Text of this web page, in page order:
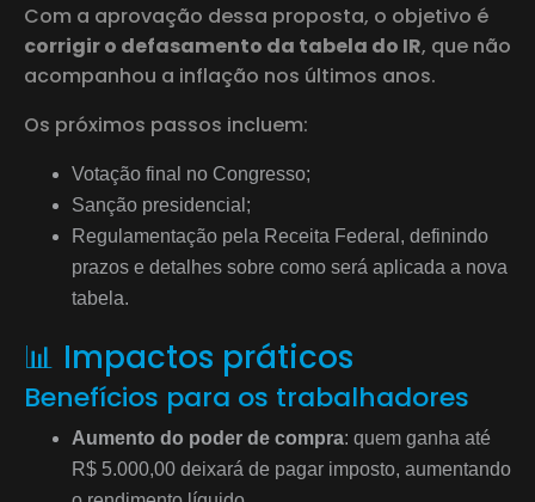
Com a aprovação dessa proposta, o objetivo é
corrigir o defasamento da tabela do IR, que não
acompanhou a inflação nos últimos anos.
Os próximos passos incluem:
Votação final no Congresso;
Sanção presidencial;
Regulamentação pela Receita Federal, definindo
prazos e detalhes sobre como será aplicada a nova
tabela.
📊 Impactos práticos
Benefícios para os trabalhadores
Aumento do poder de compra: quem ganha até
R$ 5.000,00 deixará de pagar imposto, aumentando